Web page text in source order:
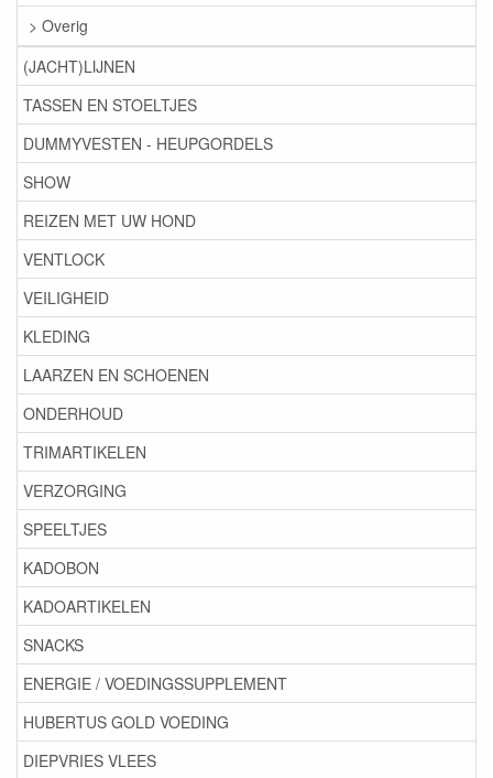
> Overig
(JACHT)LIJNEN
TASSEN EN STOELTJES
DUMMYVESTEN - HEUPGORDELS
SHOW
REIZEN MET UW HOND
VENTLOCK
VEILIGHEID
KLEDING
LAARZEN EN SCHOENEN
ONDERHOUD
TRIMARTIKELEN
VERZORGING
SPEELTJES
KADOBON
KADOARTIKELEN
SNACKS
ENERGIE / VOEDINGSSUPPLEMENT
HUBERTUS GOLD VOEDING
DIEPVRIES VLEES